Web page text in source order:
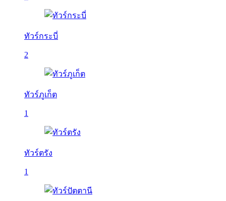
ทัวร์กระบี่
2
ทัวร์ภูเก็ต
1
ทัวร์ตรัง
1